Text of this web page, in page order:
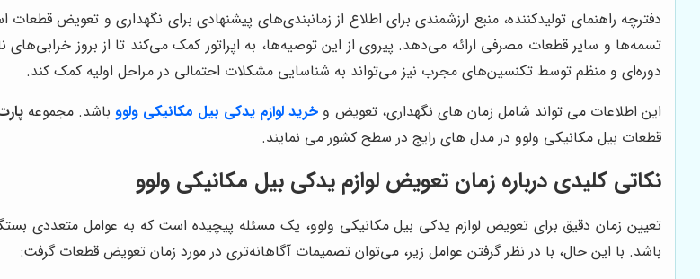
دفترچه راهنمای تولیدکننده، منبع ارزشمندی برای اطلاع از زمانبندی‌های پیشنهادی برای نگهداری و تعویض
تسمه‌ها و سایر قطعات مصرفی ارائه می‌دهد. پیروی از این توصیه‌ها، به اپراتور کمک می‌کند تا از بروز
دوره‌ای و منظم توسط تکنسین‌های مجرب نیز می‌تواند به شناسایی مشکلات احتمالی در مراحل اولیه کمک کند.
این اطلاعات می تواند شامل زمان های نگهداری، تعویض و خرید لوازم یدکی بیل مکانیکی ولووباشد. مجموعه
قطعات بیل مکانیکی ولوو در مدل های رایج در سطح کشور می نمایند.
نکاتی کلیدی درباره زمان تعویض لوازم یدکی بیل مکانیکی ولوو
تعیین زمان دقیق برای تعویض لوازم یدکی بیل مکانیکی ولوو، یک مسئله پیچیده است که به عوامل متعددی
باشد. با این حال، با در نظر گرفتن عوامل زیر، می‌توان تصمیمات آگاهانه‌تری در مورد زمان تعویض قطعات گرفت: